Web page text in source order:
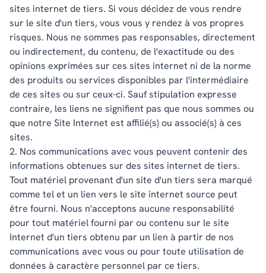
sites internet de tiers. Si vous décidez de vous rendre
sur le site d'un tiers, vous vous y rendez à vos propres
risques. Nous ne sommes pas responsables, directement
ou indirectement, du contenu, de l'exactitude ou des
opinions exprimées sur ces sites internet ni de la norme
des produits ou services disponibles par l'intermédiaire
de ces sites ou sur ceux-ci. Sauf stipulation expresse
contraire, les liens ne signifient pas que nous sommes ou
que notre Site Internet est affilié(s) ou associé(s) à ces
sites.
2. Nos communications avec vous peuvent contenir des
informations obtenues sur des sites internet de tiers.
Tout matériel provenant d'un site d'un tiers sera marqué
comme tel et un lien vers le site internet source peut
être fourni. Nous n'acceptons aucune responsabilité
pour tout matériel fourni par ou contenu sur le site
Internet d'un tiers obtenu par un lien à partir de nos
communications avec vous ou pour toute utilisation de
données à caractère personnel par ce tiers.